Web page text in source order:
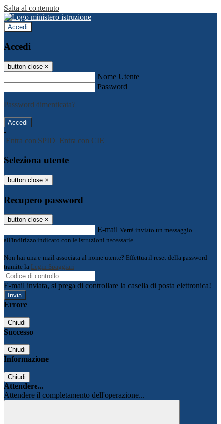
Salta al contenuto
Accedi
Accedi
button close ×
Nome Utente
Password
Password dimenticata?
-
Entra con SPID Entra con CIE
Seleziona utente
button close ×
Recupero password
button close ×
E-mail Verrà inviato un messaggio
all'indirizzo indicato con le istruzioni necessarie.
Non hai una e-mail associata al nome utente? Effettua il reset della password
tramite la Login Spaggiari
E-mail inviata, si prega di controllare la casella di posta elettronica!
Errore
Chiudi
Successo
Chiudi
Informazione
Chiudi
Attendere...
Attendere il completamento dell'operazione...